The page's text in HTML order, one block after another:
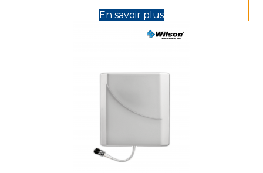
En savoir plus(opens in new tab)